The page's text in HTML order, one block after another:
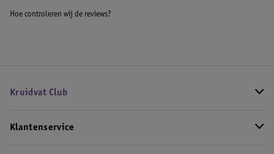
Hoe controleren wij de reviews?
Kruidvat Club
Klantenservice